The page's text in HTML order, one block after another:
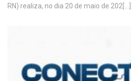
RN) realiza, no dia 20 de maio de 202[...]